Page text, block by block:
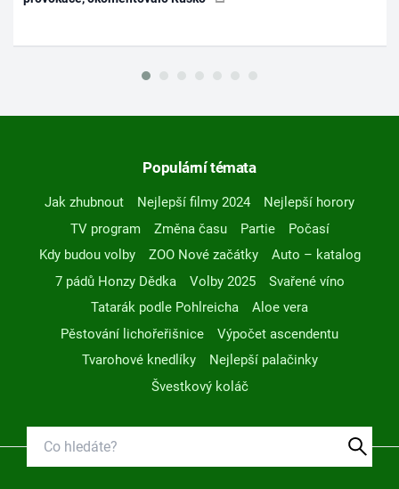
Populární témata
Jak zhubnout Nejlepší filmy 2024
Nejlepší horory
TV program
Změna času Partie
Počasí
Kdy budou volby
ZOO Nové začátky
Auto – katalog
7 pádů Honzy Dědka
Volby 2025
Svařené víno
Tatarák podle Pohlreicha
Aloe vera
Pěstování lichořeřišnice
Výpočet ascendentu
Tvarohové knedlíky
Nejlepší palačinky
Švestkový koláč